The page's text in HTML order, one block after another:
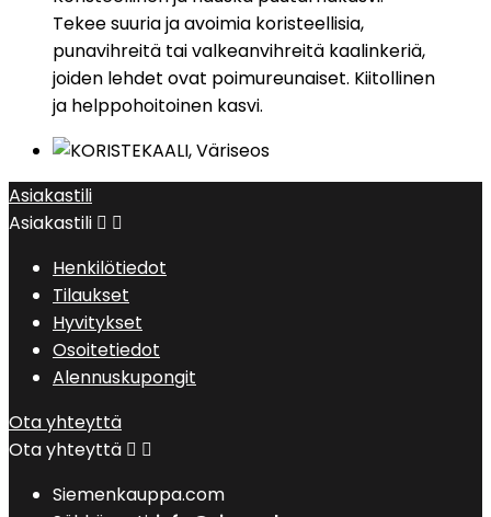
Tekee suuria ja avoimia koristeellisia,
punavihreitä tai valkeanvihreitä kaalinkeriä,
joiden lehdet ovat poimureunaiset. Kiitollinen
ja helppohoitoinen kasvi.
Asiakastili
Asiakastili  
Henkilötiedot
Tilaukset
Hyvitykset
Osoitetiedot
Alennuskupongit
Ota yhteyttä
Ota yhteyttä  
Siemenkauppa.com